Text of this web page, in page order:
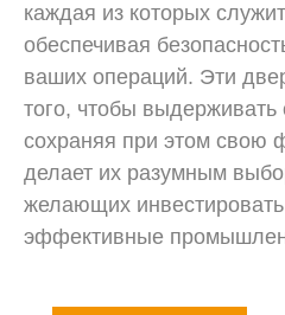
каждая из которых
обеспечивая
ваших операций. Эти
того, чтобы
сохраняя при этом свою
делает их разумным
желающих
эффективные